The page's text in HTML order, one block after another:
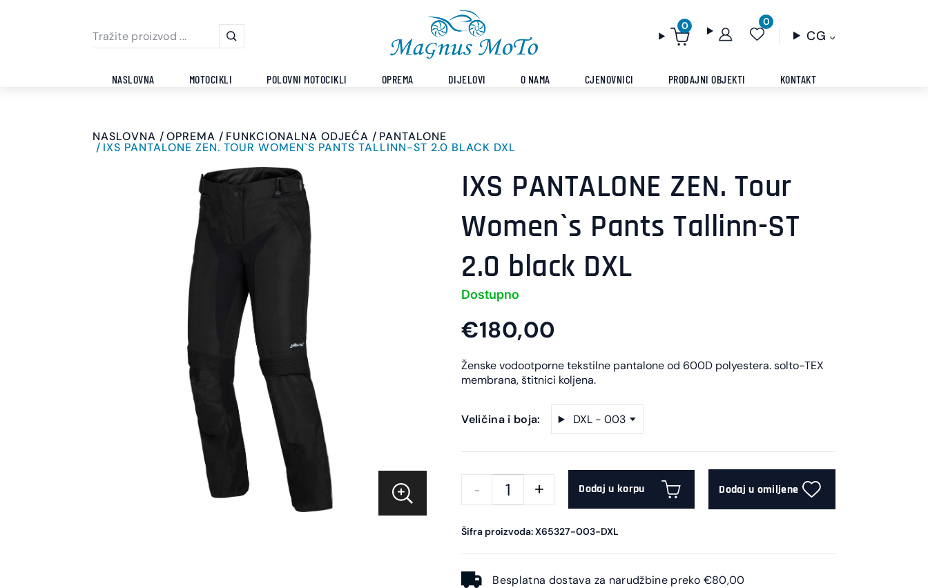
0 0
CG
NASLOVNA MOTOCIKLI POLOVNI MOTOCIKLI OPREMA DIJELOVI O NAMA CJENOVNICI PRODAJNI OBJEKTI KONTAKT
NASLOVNA OPREMA FUNKCIONALNA ODJEĆA PANTALONE
IXS PANTALONE ZEN. TOUR WOMEN`S PANTS TALLINN-ST 2.0 BLACK DXL
IXS PANTALONE ZEN. Tour
Women`s Pants Tallinn-ST
2.0 black DXL
Dostupno
€180,00
Ženske vodootporne tekstilne pantalone od 600D polyestera. solto-TEX
membrana, štitnici koljena.
Veličina i boja: DXL - 003
Dodaj u korpu Dodaj u omiljene
Šifra proizvoda: X65327-003-DXL
Besplatna dostava za narudžbine preko €80,00